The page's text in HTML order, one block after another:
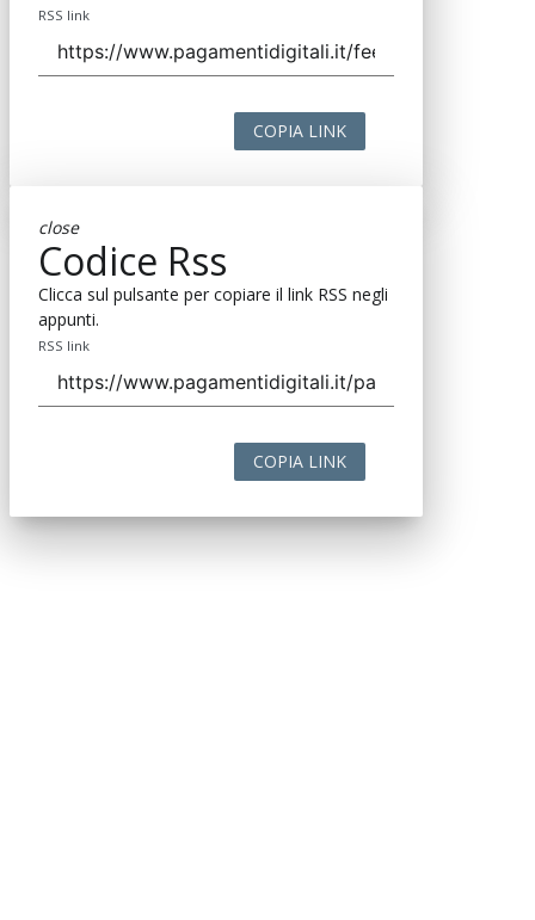
RSS link
COPIA LINK
close
Codice Rss
Clicca sul pulsante per copiare il link RSS negli
appunti.
RSS link
COPIA LINK